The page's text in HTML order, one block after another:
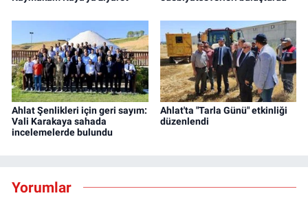
Ahlat Şenlikleri için geri sayım:
Vali Karakaya sahada
incelemelerde bulundu
Ahlat'ta "Tarla Günü" etkinliği
düzenlendi
Yorumlar